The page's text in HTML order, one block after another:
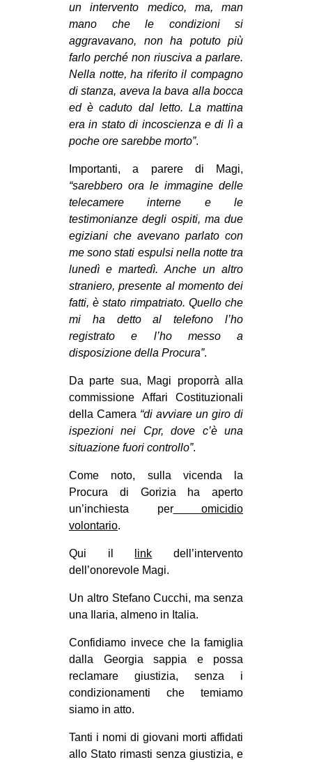
un intervento medico, ma, man
mano che le condizioni si
aggravavano, non ha potuto più
farlo perché non riusciva a parlare.
Nella notte, ha riferito il compagno
di stanza, aveva la bava alla bocca
ed è caduto dal letto. La mattina
era in stato di incoscienza e di lì a
poche ore sarebbe morto”.
Importanti, a parere di Magi,
“sarebbero ora le immagine delle
telecamere interne e le
testimonianze degli ospiti, ma due
egiziani che avevano parlato con
me sono stati espulsi nella notte tra
lunedì e martedì. Anche un altro
straniero, presente al momento dei
fatti, è stato rimpatriato. Quello che
mi ha detto al telefono l’ho
registrato e l’ho messo a
disposizione della Procura”.
Da parte sua, Magi proporrà alla
commissione Affari Costituzionali
della Camera “di avviare un giro di
ispezioni nei Cpr, dove c’è una
situazione fuori controllo”.
Come noto, sulla vicenda la
Procura di Gorizia ha aperto
un’inchiesta peromicidio
volontario.
Qui il link dell’intervento
dell’onorevole Magi.
Un altro Stefano Cucchi, ma senza
una Ilaria, almeno in Italia.
Confidiamo invece che la famiglia
dalla Georgia sappia e possa
reclamare giustizia, senza i
condizionamenti che temiamo
siamo in atto.
Tanti i nomi di giovani morti affidati
allo Stato rimasti senza giustizia, e